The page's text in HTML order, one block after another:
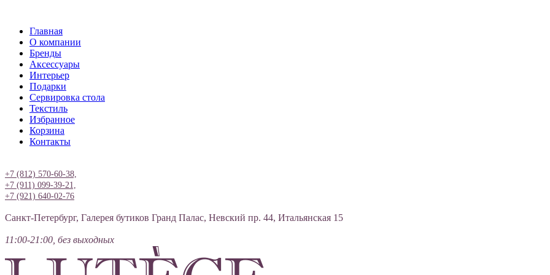
Главная
О компании
Бренды
Аксессуары
Интерьер
Подарки
Сервировка стола
Текстиль
Избранное
Корзина
Контакты
+7 (812) 570-60-38,
+7 (911) 099-39-21,
+7 (921) 640-02-76
Санкт-Петербург, Галерея бутиков Гранд Палас, Невский пр. 44, Итальянская 15
11:00-21:00, без выходных